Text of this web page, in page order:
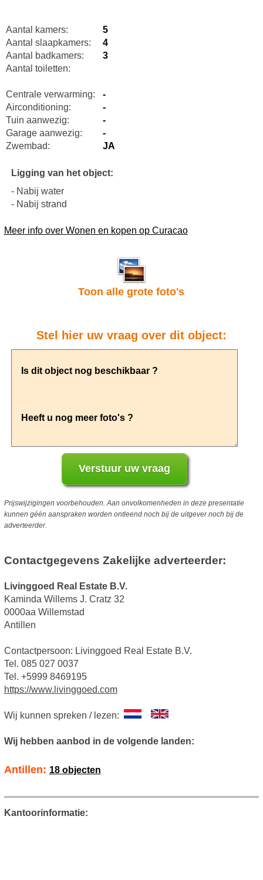
Aantal kamers:
5
Aantal slaapkamers:
4
Aantal badkamers:
3
Aantal toiletten:
Centrale verwarming:
-
Airconditioning:
-
Tuin aanwezig:
-
Garage aanwezig:
-
Zwembad:
JA
Ligging van het object:
- Nabij water
- Nabij strand
Meer info over Wonen en kopen op Curacao
Toon alle grote foto's
Stel hier uw vraag over dit object:
Prijswijzigingen voorbehouden. Aan onvolkomenheden in deze presentatie
kunnen géén aanspraken worden ontleend noch bij de uitgever noch bij de
adverteerder.
Contactgegevens Zakelijke adverteerder:
Livinggoed Real Estate B.V.
Kaminda Willems J. Cratz 32
0000aa Willemstad
Antillen
Contactpersoon: Livinggoed Real Estate B.V.
Tel. 085 027 0037
Tel. +5999 8469195
https://www.livinggoed.com
Wij kunnen spreken / lezen:
Wij hebben aanbod in de volgende landen:
Antillen: 18 objecten
Kantoorinformatie: